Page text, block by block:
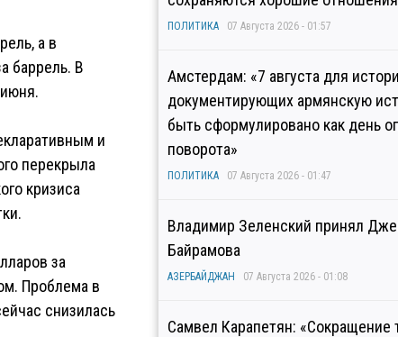
а в
баррель. В
и
перекрыла
кризиса
за
Проблема в
снизилась
ПОЛИТИКА 07 Августа 2026 - 01:57
Амстердам: «7 августа для
документирующих армянскую
быть сформулировано как день
поворота»
ПОЛИТИКА 07 Августа 2026 - 01:47
Владимир Зеленский принял
Байрамова
АЗЕРБАЙДЖАН 07 Августа 2026 - 01:08
Самвел Карапетян: «Сокращение